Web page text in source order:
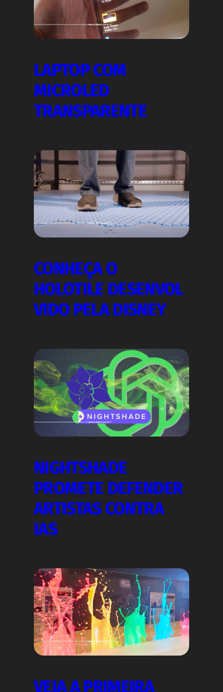
LAPTOP COM
MICROLED
TRANSPARENTE
CONHEÇA O
HOLOTILE DESENVOL
VIDO PELA DISNEY
NIGHTSHADE
PROMETE DEFENDER
ARTISTAS CONTRA
IAS
VEJA A PRIMEIRA